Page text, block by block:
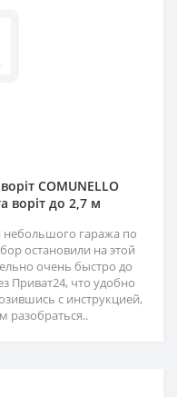
COMUNELLO
воріт до 2,7 м
гаража по
остановили на этой
очень быстро до
Приват24, что удобно
с инструкцией,
разобраться..